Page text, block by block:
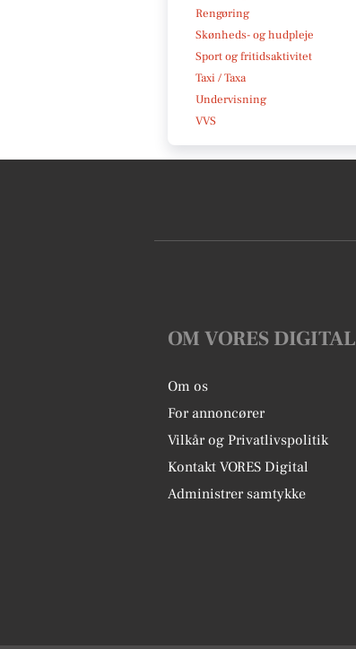
Rengøring
Skønheds- og hudpleje
Sport og fritidsaktivitet
Taxi / Taxa
Undervisning
VVS
OM VORES DIGITAL
Om os
For annoncører
Vilkår og Privatlivspolitik
Kontakt VORES Digital
Administrer samtykke